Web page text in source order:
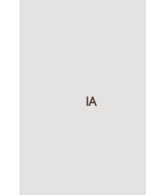
IA